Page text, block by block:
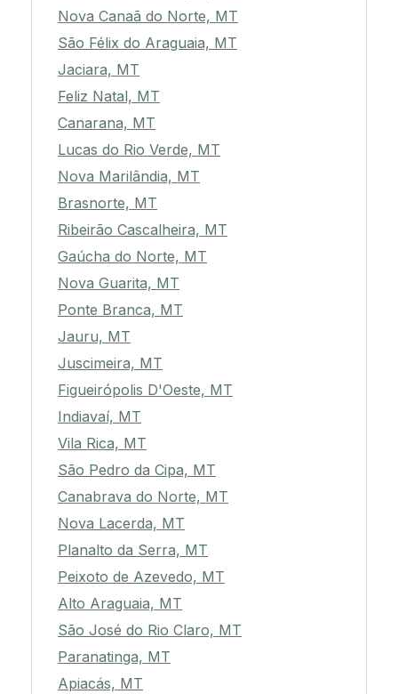
Nova Canaã do Norte, MT
São Félix do Araguaia, MT
Jaciara, MT
Feliz Natal, MT
Canarana, MT
Lucas do Rio Verde, MT
Nova Marilândia, MT
Brasnorte, MT
Ribeirão Cascalheira, MT
Gaúcha do Norte, MT
Nova Guarita, MT
Ponte Branca, MT
Jauru, MT
Juscimeira, MT
Figueirópolis D'Oeste, MT
Indiavaí, MT
Vila Rica, MT
São Pedro da Cipa, MT
Canabrava do Norte, MT
Nova Lacerda, MT
Planalto da Serra, MT
Peixoto de Azevedo, MT
Alto Araguaia, MT
São José do Rio Claro, MT
Paranatinga, MT
Apiacás, MT